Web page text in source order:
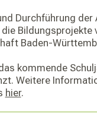
Durchführung
Baden-
kommende
Weitere
hier.